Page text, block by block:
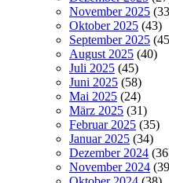
November 2025
Oktober 2025 (43)
September 2025
August 2025 (40)
Juli 2025 (45)
Juni 2025 (58)
Mai 2025 (24)
März 2025 (31)
Februar 2025 (35)
Januar 2025 (34)
Dezember 2024
November 2024